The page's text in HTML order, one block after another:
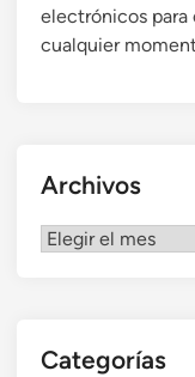
electrónicos para
cualquier
Archivos
Archivos
Categorías